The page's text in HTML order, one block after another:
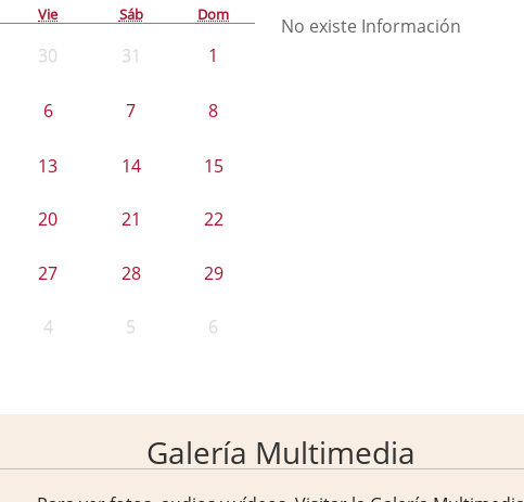
Vie Sáb Dom
30 31 1
6 7 8
13 14 15
20 21 22
27 28 29
4 5 6
No existe Información
Galería Multimedia